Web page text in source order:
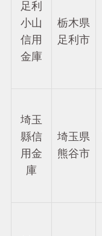
足利
小山
信用
金庫
栃木県
足利市
埼玉
縣信
用金
庫
埼玉県
熊谷市